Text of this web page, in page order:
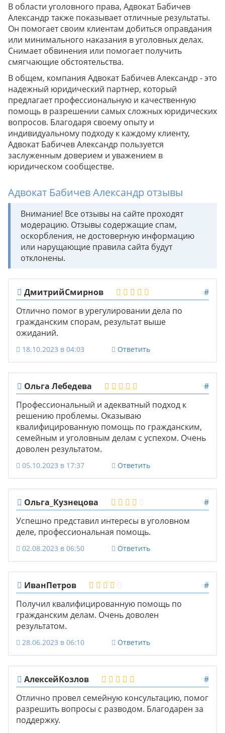
В области уголовного права, Адвокат Бабичев
Александр также показывает отличные результаты.
Он помогает своим клиентам добиться оправдания
или минимального наказания в уголовных делах.
Снимает обвинения или помогает получить
смягчающие обстоятельства.
В общем, компания Адвокат Бабичев Александр - это
надежный юридический партнер, который
предлагает профессиональную и качественную
помощь в разрешении самых сложных юридических
вопросов. Благодаря своему опыту и
индивидуальному подходу к каждому клиенту,
Адвокат Бабичев Александр пользуется
заслуженным доверием и уважением в
юридическом сообществе.
Адвокат Бабичев Александр отзывы
Внимание! Все отзывы на сайте проходят
модерацию. Отзывы содержащие спам,
оскорбления, не достоверную информацию
или нарущающие правила сайта будут
отклонены.
ДмитрийСмирнов
#
Отлично помог в урегулировании дела по
гражданским спорам, результат выше
ожиданий.
18.10.2023 в 04:03 Ответить
Ольга Лебедева
#
Профессиональный и адекватный подход к
решению проблемы. Оказываю
квалифицированную помощь по гражданским,
семейным и уголовным делам с успехом. Очень
доволен результатом.
05.10.2023 в 17:37 Ответить
Ольга_Кузнецова
#
Успешно представил интересы в уголовном
деле, профессиональная помощь.
02.08.2023 в 06:50 Ответить
ИванПетров
#
Получил квалифицированную помощь по
гражданским делам. Очень доволен
результатом.
28.06.2023 в 06:10 Ответить
АлексейКозлов
#
Отлично провел семейную консультацию, помог
разрешить вопросы с разводом. Благодарен за
поддержку.